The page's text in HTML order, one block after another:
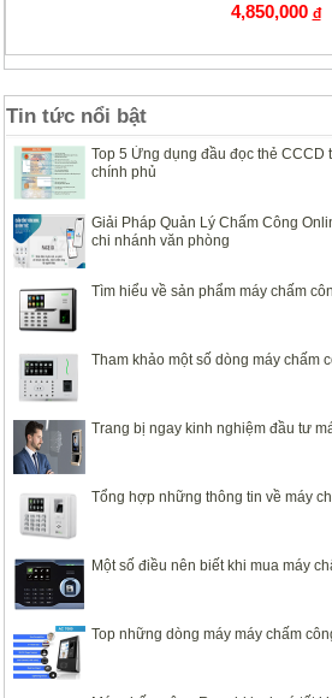
Tin tức nổi bật
Top 5 Ứng dụng đầu đọc thẻ CCCD
chính phủ
Giải Pháp Quản Lý Chấm Công
chi nhánh văn phòng
Tìm hiểu về sản phẩm máy chấm
Tham khảo một số dòng máy chấm
Trang bị ngay kinh nghiệm đầu tư
Tổng hợp những thông tin về máy
Một số điều nên biết khi mua máy
Top những dòng máy máy chấm
4,850,000 đ